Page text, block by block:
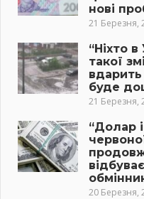
нові
21 Березня,
“Ніхто
такої
буде
21 Березня,
“Долар
20 Березня,